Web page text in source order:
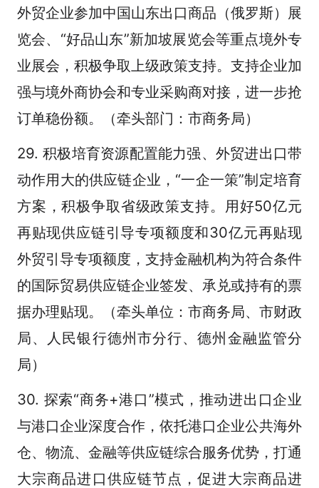
外贸企业参加中国山东出口商品（俄罗斯）展
览会、“好品山东”新加坡展览会等重点境外专
业展会，积极争取上级政策支持。支持企业加
强与境外商协会和专业采购商对接，进一步抢
订单稳份额。（牵头部门：市商务局）
29. 积极培育资源配置能力强、外贸进出口带
动作用大的供应链企业，“一企一策”制定培育
方案，积极争取省级政策支持。用好50亿元
再贴现供应链引导专项额度和30亿元再贴现
外贸引导专项额度，支持金融机构为符合条件
的国际贸易供应链企业签发、承兑或持有的票
据办理贴现。（牵头单位：市商务局、市财政
局、人民银行德州市分行、德州金融监管分
局）
30. 探索“商务+港口”模式，推动进出口企业
与港口企业深度合作，依托港口企业公共海外
仓、物流、金融等供应链综合服务优势，打通
大宗商品进口供应链节点，促进大宗商品进